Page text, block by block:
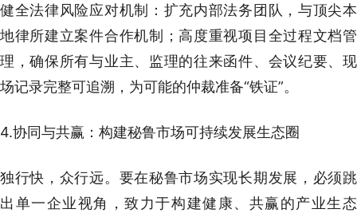
健全法律风险应对机制：扩充内部法务团队，与顶尖本
地律所建立案件合作机制；高度重视项目全过程文档管
理，确保所有与业主、监理的往来函件、会议纪要、现
场记录完整可追溯，为可能的仲裁准备“铁证”。
4.协同与共赢：构建秘鲁市场可持续发展生态圈
独行快，众行远。要在秘鲁市场实现长期发展，必须跳
出单一企业视角，致力于构建健康、共赢的产业生态